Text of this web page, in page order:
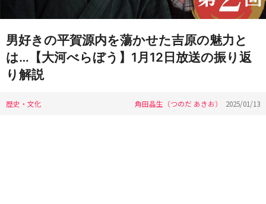
男好きの平賀源内を蕩かせた吉原の魅力と
は…【大河べらぼう】1月12日放送の振り返
り解説
歴史・文化 角田晶生（つのだ あきお） 2025/01/13